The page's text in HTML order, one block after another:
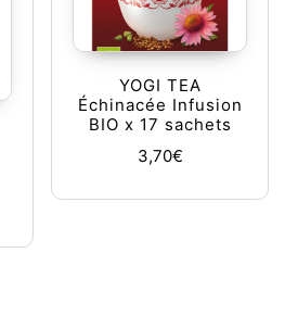
YOGI TEA
Échinacée Infusion
BIO x 17 sachets
3,70€